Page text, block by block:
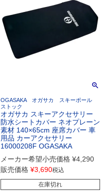
OGASAKA オガサカ スキーポール
ストック
オガサカ スキーアクセサリー
防水シートカバー ネオプレーン
素材 140×65cm 座席カバー 車
用品 カーアクセサリー
16000208F OGASAKA
メーカー希望小売価格 ¥4,290
販売価格 ¥3,690税込
在庫切れ